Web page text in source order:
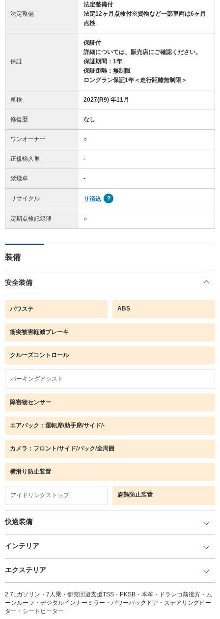
法定整備
法定整備付
法定12ヶ月点検付※貨物など一部車両は6ヶ月
点検
保証
保証付
詳細については、販売店にご確認ください。
保証期間：1年
保証距離：無制限
ロングラン保証1年＜走行距離無制限＞
車検 2027(R9) 年11月
修復歴 なし
ワンオーナー ○
正規輸入車 -
禁煙車 -
リサイクル リ済込
定期点検記録簿 ○
装備
安全装備
パワステ ABS
衝突被害軽減ブレーキ
クルーズコントロール
パーキングアシスト
障害物センサー
エアバック：運転席/助手席/サイド/-
カメラ：フロント/サイド/バック/全周囲
横滑り防止装置
アイドリングストップ 盗難防止装置
快適装備
インテリア
エクステリア
2.7Lガソリン・7人乗・衝突回避支援TSS・PKSB・本革・ドラレコ前後方・ム
ーンルーフ・デジタルインナーミラー・パワーバックドア・ステアリングヒー
ター・シートヒーター